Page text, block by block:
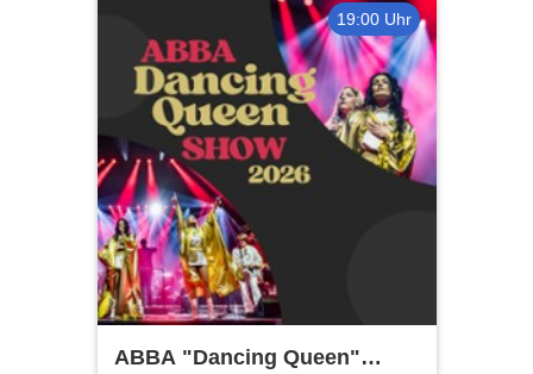
19:00 Uhr
ABBA "Dancing Queen"